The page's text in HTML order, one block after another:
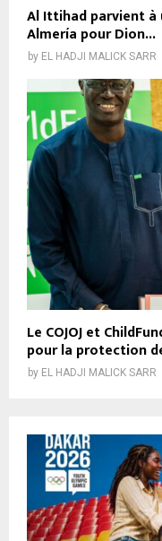
Al Ittihad parvient à
Almería pour Dion...
by EL HADJI MALICK SARR
Le COJOJ et
pour la protection
by EL HADJI MALICK SARR